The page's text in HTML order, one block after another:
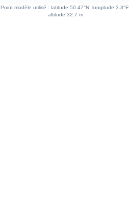
Point modèle utilisé : latitude 50.47°N, longitude 3.3°E,
altitude 32.7 m